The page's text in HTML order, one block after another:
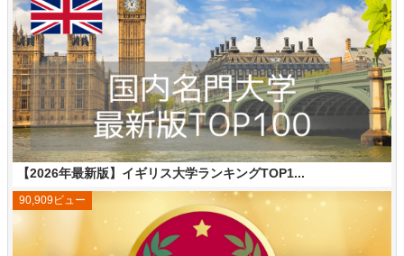
【2026年最新版】イギリス大学ランキングTOP1...
90,909ビュー